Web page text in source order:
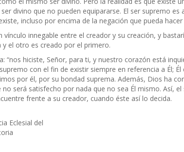
divino que no pueden equipararse. El ser supremo
incluso por encima de la negación que pueda
vínculo innegable entre el creador y su creación, y
y el otro es creado por el primero.
“nos hiciste, Señor, para ti, y nuestro corazón está
con el fin de existir siempre en referencia a Él;
por él, por su bondad suprema. Además, Dios ha
será satisfecho por nada que no sea Él mismo. Así,
frente a su creador, cuando éste así lo decida.
Eclesial del